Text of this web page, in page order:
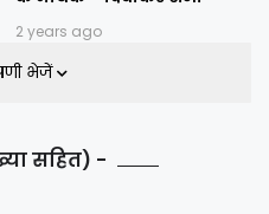
2 years ago
भेजें
सहित) -